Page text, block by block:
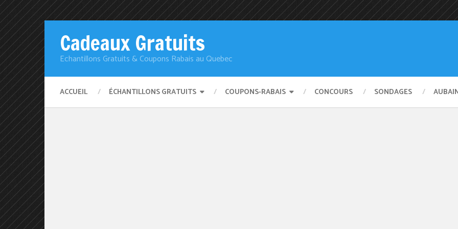
Cadeaux Gratuits
Echantillons Gratuits & Coupons Rabais au Quebec
ACCUEIL ÉCHANTILLONS GRATUITS COUPONS-RABAIS CONCOURS SONDAGES